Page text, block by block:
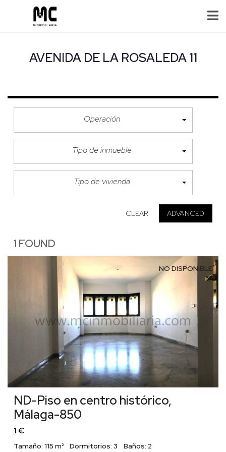
AVENIDA DE LA ROSALEDA 11
Operación
Tipo de inmueble
Tipo de vivienda
CLEAR ADVANCED
1 FOUND
NO DISPONIBLE
ND-Piso en centro histórico,
Málaga-850
1 €
Tamaño: 115 m² Dormitorios: 3 Baños: 2